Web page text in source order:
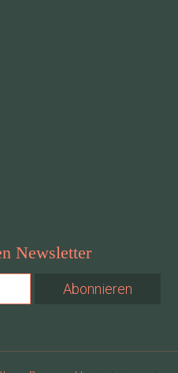
Newsletter
Abonnieren